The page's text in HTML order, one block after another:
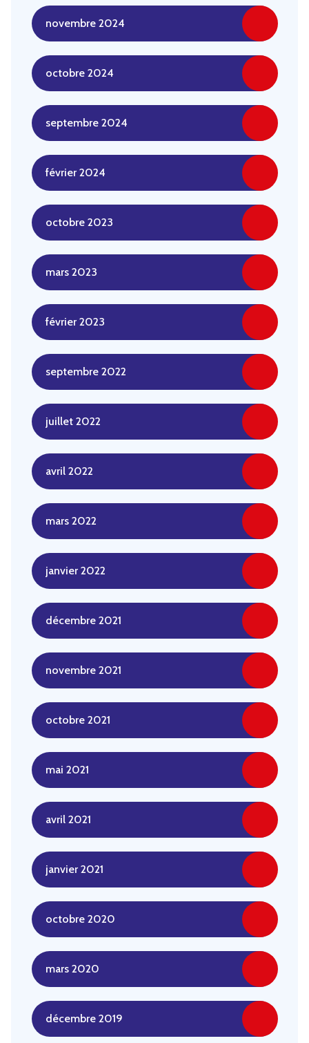
novembre 2024
octobre 2024
septembre 2024
février 2024
octobre 2023
mars 2023
février 2023
septembre 2022
juillet 2022
avril 2022
mars 2022
janvier 2022
décembre 2021
novembre 2021
octobre 2021
mai 2021
avril 2021
janvier 2021
octobre 2020
mars 2020
décembre 2019